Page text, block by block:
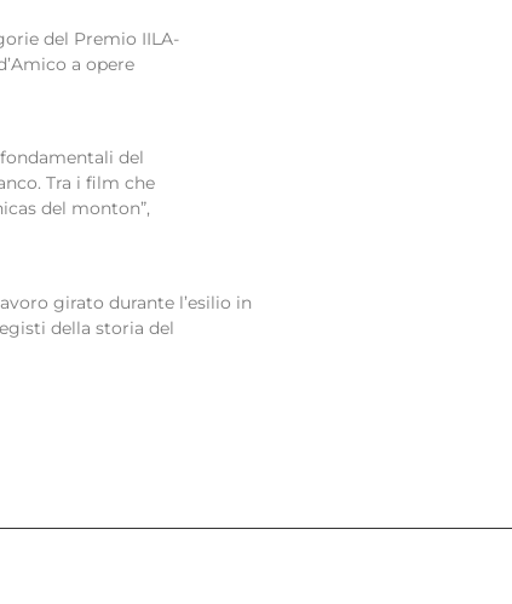
del Premio IILA-
a opere
del
Tra i film che
del monton”,
girato durante l’esilio in
della storia del